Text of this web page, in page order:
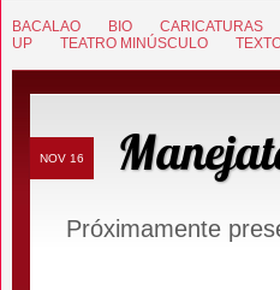
BACALAO BIO CARICATURAS
UP
TEATRO MINÚSCULO
NOV 16
Próximamente